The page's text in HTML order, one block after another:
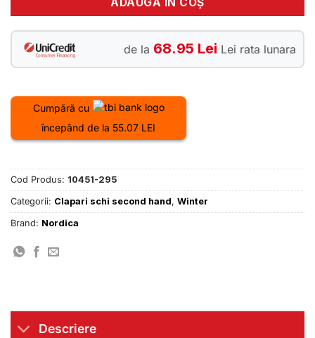
de la 68.95 Lei Lei rata lunara
Cumpără cu
începând de la 55.07 LEI
Cod Produs: 10451-295
Categorii: Clapari schi second hand, Winter
Brand: Nordica
Descriere